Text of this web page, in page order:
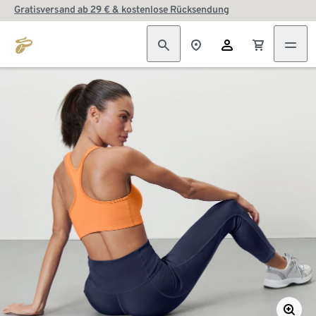
Gratisversand ab 29 € & kostenlose Rücksendung